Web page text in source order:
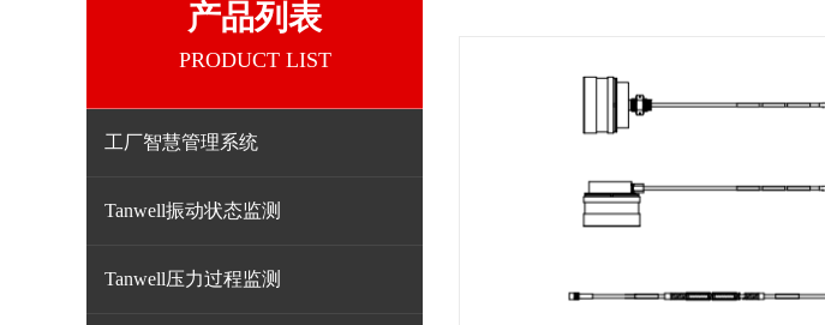
产品列表
PRODUCT LIST
工厂智慧管理系统
Tanwell振动状态监测
Tanwell压力过程监测